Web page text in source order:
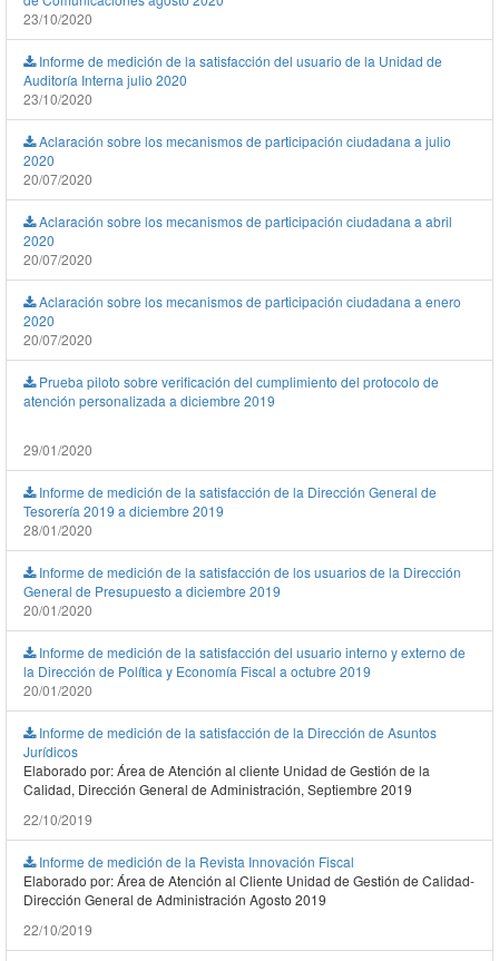
23/10/2020
Informe de medición de la satisfacción del usuario de la Unidad de
Auditoría Interna julio 2020
23/10/2020
Aclaración sobre los mecanismos de participación ciudadana a julio
2020
20/07/2020
Aclaración sobre los mecanismos de participación ciudadana a abril
2020
20/07/2020
Aclaración sobre los mecanismos de participación ciudadana a enero
2020
20/07/2020
Prueba piloto sobre verificación del cumplimiento del protocolo de
atención personalizada a diciembre 2019
29/01/2020
Informe de medición de la satisfacción de la Dirección General de
Tesorería 2019 a diciembre 2019
28/01/2020
Informe de medición de la satisfacción de los usuarios de la Dirección
General de Presupuesto a diciembre 2019
20/01/2020
Informe de medición de la satisfacción del usuario interno y externo de
la Dirección de Política y Economía Fiscal a octubre 2019
20/01/2020
Informe de medición de la satisfacción de la Dirección de Asuntos
Jurídicos
Elaborado por: Área de Atención al cliente Unidad de Gestión de la
Calidad, Dirección General de Administración, Septiembre 2019
22/10/2019
Informe de medición de la Revista Innovación Fiscal
Elaborado por: Área de Atención al Cliente Unidad de Gestión de Calidad-
Dirección General de Administración Agosto 2019
22/10/2019